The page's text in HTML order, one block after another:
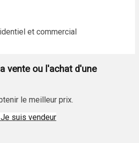
et commercial
vente ou l'achat d'une
le meilleur prix.
Je suis vendeur